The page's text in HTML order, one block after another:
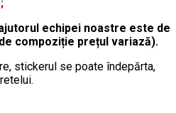
echipei noastre este de
compoziție prețul variază).
stickerul se poate îndepărta,